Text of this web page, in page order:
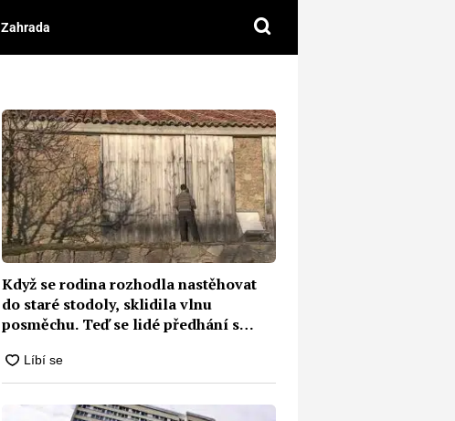
Zahrada
Když se rodina rozhodla nastěhovat
do staré stodoly, sklidila vlnu
posměchu. Teď se lidé předhání s